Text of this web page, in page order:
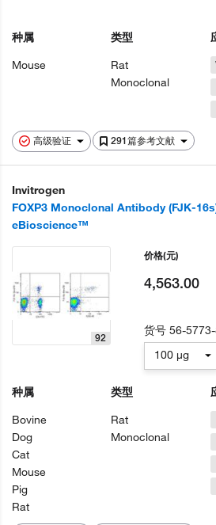
高级验证 291篇参考文献
种属
Mouse
类型
Rat
Monoclonal
Invitrogen
FOXP3 Monoclonal Antibody (FJK-
eBioscience™
92
种属
Bovine
Dog
Cat
Mouse
Pig
Rat
类型
Rat
Monoclonal
价格(元)
4,563.00
货号56-
100 µg